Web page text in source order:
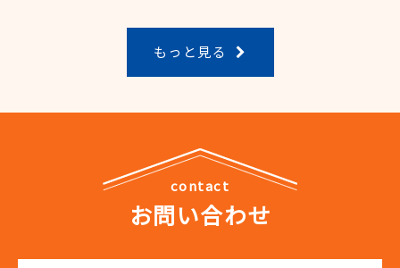
もっと見る
contact
お問い合わせ